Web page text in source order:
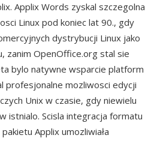
Applix Words zyskal szczegolna
Linux pod koniec lat 90., gdy
dystrybucji Linux jako
zanim OpenOffice.org stal sie
bylo natywne wsparcie platform
profesjonalne mozliwosci edycji
Unix w czasie, gdy niewielu
istnialo. Scisla integracja formatu
Applix umozliwiała